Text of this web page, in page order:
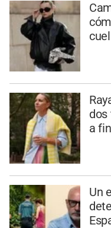
dos
a
Un